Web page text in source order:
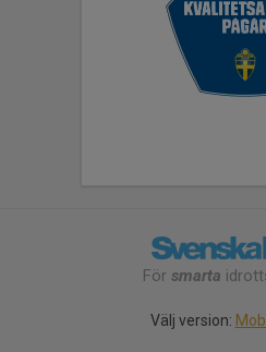
För smarta
Välj version: